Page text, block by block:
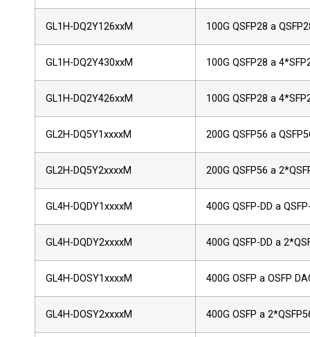
GL1H-DQ2Y126xxM 100G QSFP28 a
GL1H-DQ2Y430xxM 100G QSFP28 a
GL1H-DQ2Y426xxM 100G QSFP28 a
GL2H-DQ5Y1xxxxM 200G QSFP56 a
GL2H-DQ5Y2xxxxM 200G QSFP56 a
GL4H-DQDY1xxxxM 400G QSFP-DD a
GL4H-DQDY2xxxxM 400G QSFP-DD a
GL4H-DOSY1xxxxM 400G OSFP a OSFP
GL4H-DOSY2xxxxM 400G OSFP a